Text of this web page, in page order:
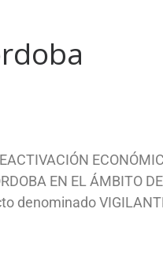
EN EL ÁMBITO
denominado